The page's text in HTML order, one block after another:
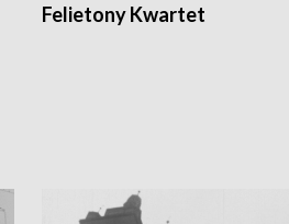
Felietony Kwartet